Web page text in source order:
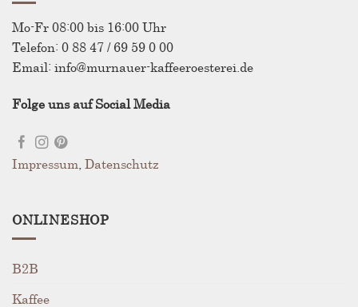
Produktseite
gewählt
Mo-Fr 08:00 bis 16:00 Uhr
Telefon: 0 88 47 / 69 59 0 00
Email: info@murnauer-kaffeeroesterei.de
Folge uns auf Social Media
Impressum Datenschutz
ONLINESHOP
B2B
Kaffee